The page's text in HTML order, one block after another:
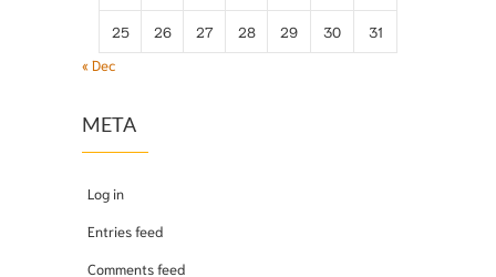
25 26 27 28 29 30
31
« Dec
META
Log in
Entries feed
Comments feed